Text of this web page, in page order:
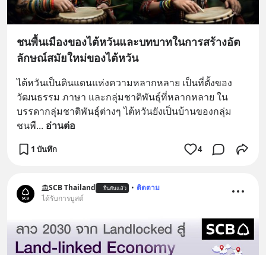
ชนพื้นเมืองของไต้หวันและบทบาทในการสร้างอัต
ลักษณ์สมัยใหม่ของไต้หวัน
ไต้หวันเป็นดินแดนแห่งความหลากหลาย เป็นที่ตั้งของ
วัฒนธรรม ภาษา และกลุ่มชาติพันธุ์ที่หลากหลาย ใน
บรรดากลุ่มชาติพันธุ์ต่างๆ ไต้หวันยังเป็นบ้านของกลุ่ม
ชนพื... อ่านต่อ
1 บันทึก 4
SCB Thailand ยืนยันแล้ว • ติดตาม
ได้รับการบูสต์